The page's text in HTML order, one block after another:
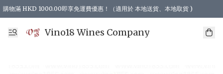
購物滿 HKD 1000.00即享免運費優惠！（適用於 本地送貨、本地取貨 )
Vino18 Wines Company